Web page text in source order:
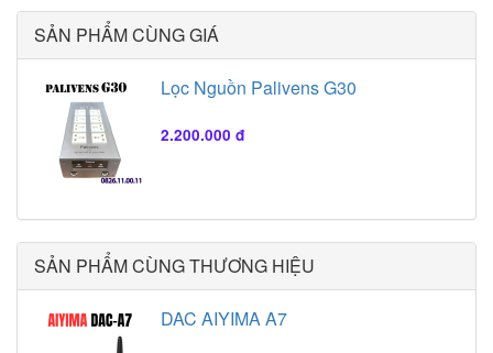
SẢN PHẨM CÙNG GIÁ
Lọc Nguồn Palivens G30
2.200.000 đ
SẢN PHẨM CÙNG THƯƠNG HIỆU
DAC AIYIMA A7